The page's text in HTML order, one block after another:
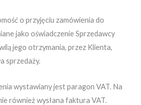
o przyjęciu zamówienia do
jako oświadczenie Sprzedawcy
jego otrzymania, przez Klienta,
sprzedaży.
wystawiany jest paragon VAT. Na
również wysłana faktura VAT.